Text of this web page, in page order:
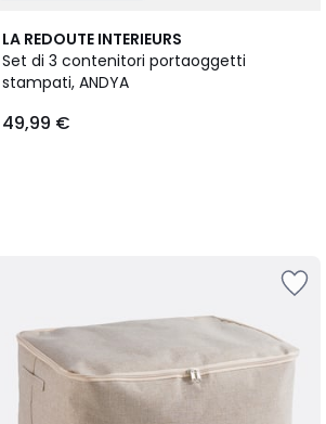
LA REDOUTE INTERIEURS
Set di 3 contenitori portaoggetti
stampati, ANDYA
49,99 €